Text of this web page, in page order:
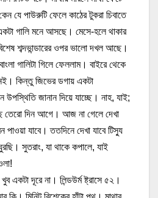
যে পাউরুটি ফেলে কাঠের টুকরা চিবাতে
একটা গালি মনে আসছে। মেসে-হলে থাকার
শব্দভান্ডারের ওপর ভালো দখল আছে।
গালিটা গিলে ফেললাম। বাইরে থেকে
কিন্তু জিভের ডগায় একটা
জানান দিয়ে যাচ্ছে। নাহ, যাই;
তেরো দিন আগে। আজ না গেলে দেখা
পাওয়া যাবে। ততদিনে দেখা যাবে টিস্যু
সুতরাং, যা থাকে কপালে, যাই
একটা দূরে না। লিন্ডউর্ম ষ্ট্রাসে ৫২।